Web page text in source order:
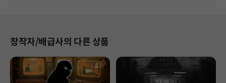
창작자/배급사의 다른 상품